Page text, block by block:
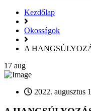
Kezdőlap
Okosságok
A
17 aug
2022. augusztus